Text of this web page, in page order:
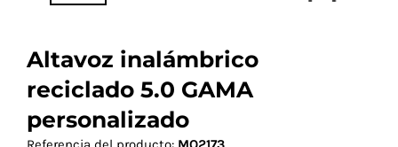
Altavoz inalámbrico
reciclado 5.0 GAMA
personalizado